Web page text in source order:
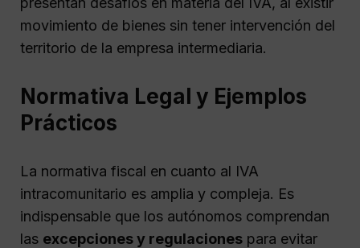
movimiento de bienes sin tener intervención del
territorio de la empresa intermediaria.
Normativa Legal y Ejemplos
Prácticos
La normativa fiscal en cuanto al IVA
intracomunitario es amplia y compleja. Es
indispensable que los autónomos comprendan
las excepciones y regulaciones para evitar